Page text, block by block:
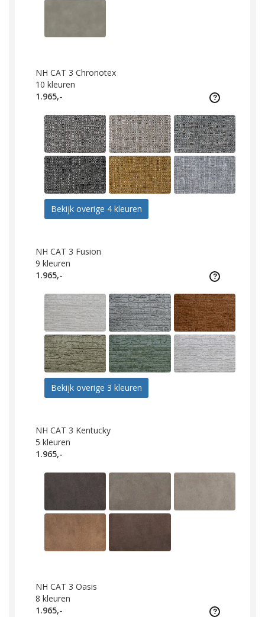
NH CAT 3 Chronotex
10 kleuren
1.965,-
Bekijk overige 4 kleuren
NH CAT 3 Fusion
9 kleuren
1.965,-
Bekijk overige 3 kleuren
NH CAT 3 Kentucky
5 kleuren
1.965,-
NH CAT 3 Oasis
8 kleuren
1.965,-